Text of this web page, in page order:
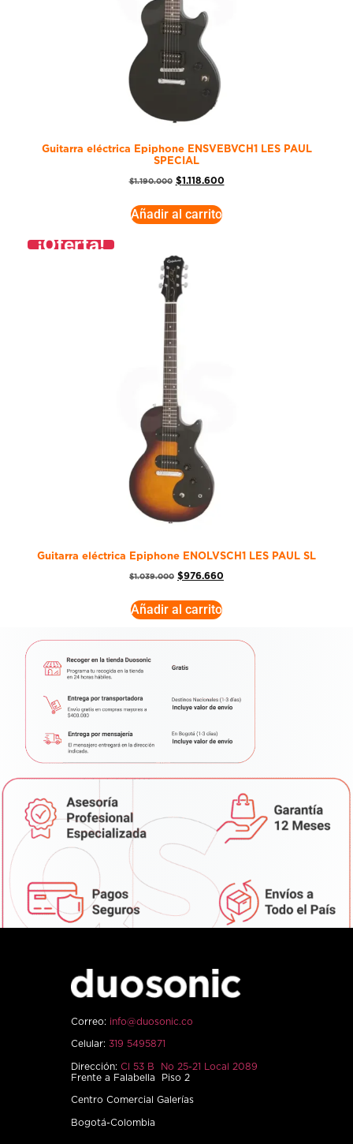
Guitarra eléctrica Epiphone ENSVEBVCH1 LES PAUL
SPECIAL
$1.190.000 $1.118.600
Añadir al carrito
¡Oferta!
Guitarra eléctrica Epiphone ENOLVSCH1 LES PAUL SL
$1.039.000 $976.660
Añadir al carrito
Correo: info@duosonic.co
Celular: 319 5495871
Dirección: Cl 53 B No 25-21 Local 2089
Frente a Falabella Piso 2
Centro Comercial Galerías
Bogotá-Colombia